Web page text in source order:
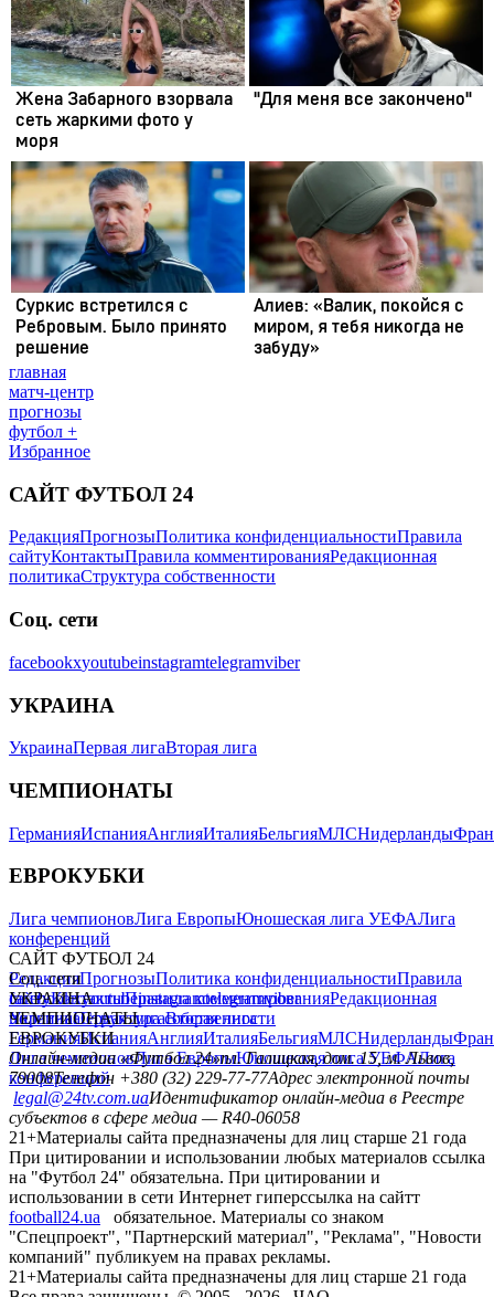
главная
матч-центр
прогнозы
футбол +
Избранное
САЙТ ФУТБОЛ 24
РедакцияПрогнозыПолитика конфиденциальностиПравила
сайтуКонтактыПравила комментированияРедакционная
политикаСтруктура собственности
Соц. сети
facebookxyoutubeinstagramtelegramviber
УКРАИНА
УкраинаПервая лигаВторая лига
ЧЕМПИОНАТЫ
ГерманияИспанияАнглияИталияБельгияМЛСНидерланды
ЕВРОКУБКИ
Лига чемпионовЛига ЕвропыЮношеская лига УЕФАЛига
конференций
САЙТ ФУТБОЛ 24
РедакцияПрогнозыПолитика конфиденциальностиПравила
сайтуКонтактыПравила комментированияРедакционная
политикаСтруктура собственности
Соц. сети
facebookxyoutubeinstagramtelegramviber
УКРАИНА
УкраинаПервая лигаВторая лига
ЧЕМПИОНАТЫ
ГерманияИспанияАнглияИталияБельгияМЛСНидерланды
ЕВРОКУБКИ
Лига чемпионовЛига ЕвропыЮношеская лига УЕФАЛига
конференций
Онлайн-медиа «Футбол 24»пл. Галицкая, дом. 15, м. Львов,
79008Телефон +380 (32) 229-77-77Адрес электронной почты
legal@24tv.com.uaИдентификатор онлайн-медиа в Реестре
субъектов в сфере медиа — R40-06058
21+Материалы сайта предназначены для лиц старше 21 года
При цитировании и использовании любых материалов ссылка
на "Футбол 24" обязательна. При цитировании и
использовании в сети Интернет гиперссылка на сайтт
football24.ua
обязательное. Материалы со знаком
"Спецпроект", "Партнерский материал", "Реклама", "Новости
компаний" публикуем на правах рекламы.
21+Материалы сайта предназначены для лиц старше 21 года